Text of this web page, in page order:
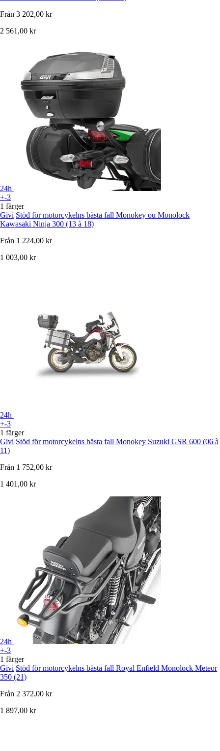
Från 3 202,00 kr
2 561,00 kr
24h
+-3
1 färger
Givi Stöd för motorcykelns bästa fall Monokey ou Monolock
Kawasaki Ninja 300 (13 à 18)
Från 1 224,00 kr
1 003,00 kr
24h
+-3
1 färger
Givi Stöd för motorcykelns bästa fall Monokey Suzuki GSR 600 (06 à
11)
Från 1 752,00 kr
1 401,00 kr
24h
+-3
1 färger
Givi Stöd för motorcykelns bästa fall Royal Enfield Monolock Meteor
350 (21)
Från 2 372,00 kr
1 897,00 kr